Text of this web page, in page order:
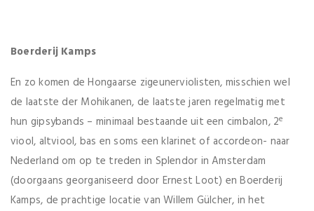
Boerderij Kamps
En zo komen de Hongaarse zigeunerviolisten, misschien wel
de laatste der Mohikanen, de laatste jaren regelmatig met
hun gipsybands – minimaal bestaande uit een cimbalon, 2e
viool, altviool, bas en soms een klarinet of accordeon- naar
Nederland om op te treden in Splendor in Amsterdam
(doorgaans georganiseerd door Ernest Loot) en Boerderij
Kamps, de prachtige locatie van Willem Gülcher, in het